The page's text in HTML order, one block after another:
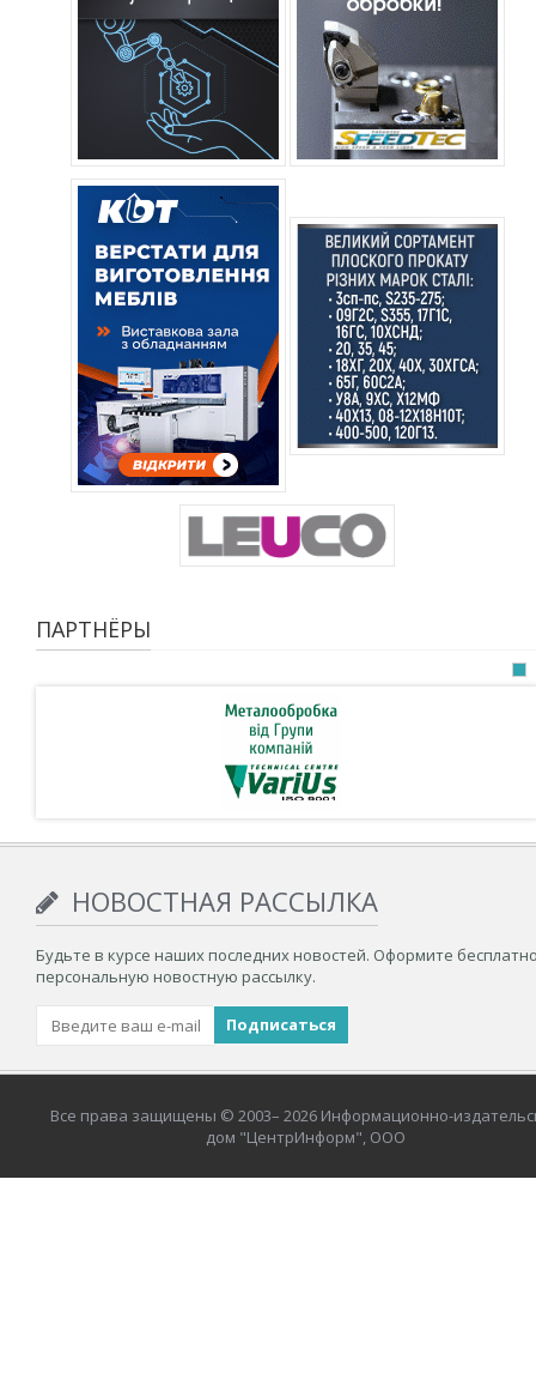
ПАРТНЁРЫ
НОВОСТНАЯ РАССЫЛКА
Будьте в курсе наших последних новостей. Оформите
персональную новостную рассылку.
Все права защищены © 2003– 2026 Информационно-
дом "ЦентрИнформ", ООО